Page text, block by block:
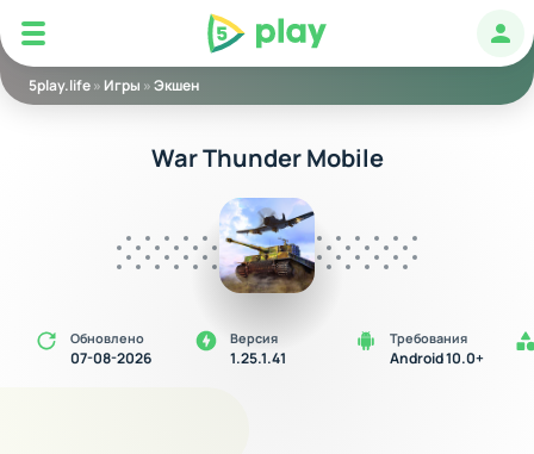
5play
5play.life» Игры »Экшен
War Thunder Mobile
Обновлено
07-08-2026
Версия
1.25.1.41
Требования
Android 10.0+